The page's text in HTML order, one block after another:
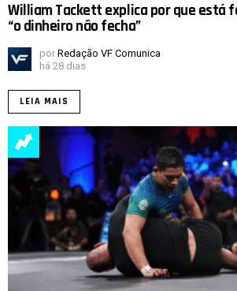
William Tackett explica por que está
“o dinheiro não fecha”
por Redação VF Comunica
há 28 dias
LEIA MAIS